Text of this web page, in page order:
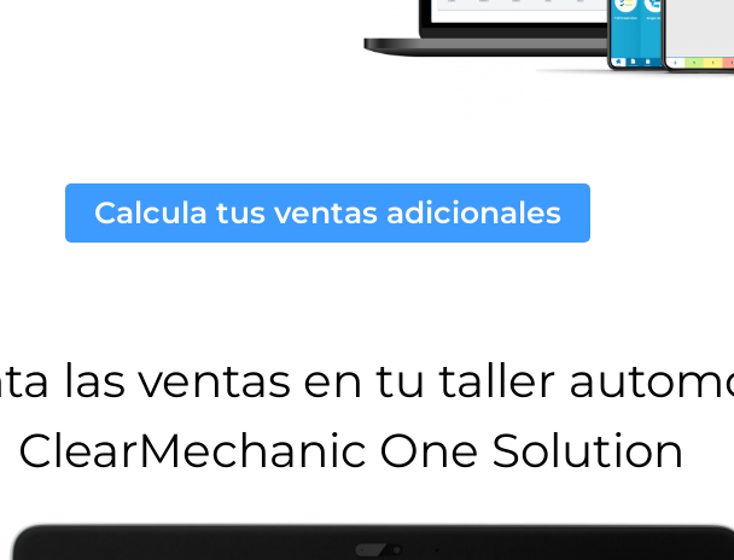
Calcula tus ventas adicionales
las ventas en tu taller
ClearMechanic One Solution